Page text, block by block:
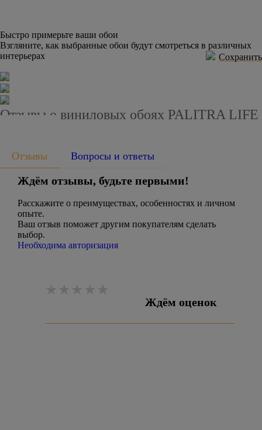
Быстро примерьте ваши обои
Взгляните, как выбранные обои будут смотреться в различных
интерьерах
Сохранить
Отзывы о виниловых обоях PALITRA LIFE
Отзывы Вопросы и ответы
Ждём отзывы, будьте первыми!
Расскажите о преимуществах, особенностях и личном
опыте.
Ваш отзыв поможет другим покупателям сделать
выбор.
Необходима авторизация
Ждём оценок